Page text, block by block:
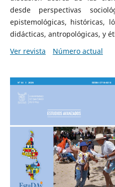
desde perspectivas
epistemológicas, históricas,
didácticas, antropológicas, y
Ver revista
Número actual